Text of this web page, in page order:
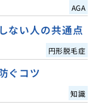
AGA
ない人の共通点
円形脱毛症
ぐコツ
知識